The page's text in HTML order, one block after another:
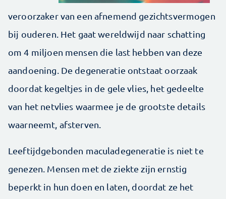
veroorzaker van een afnemend gezichtsvermogen
bij ouderen. Het gaat wereldwijd naar schatting
om 4 miljoen mensen die last hebben van deze
aandoening. De degeneratie ontstaat oorzaak
doordat kegeltjes in de gele vlies, het gedeelte
van het netvlies waarmee je de grootste details
waarneemt, afsterven.
Leeftijdgebonden maculadegeneratie is niet te
genezen. Mensen met de ziekte zijn ernstig
beperkt in hun doen en laten, doordat ze het